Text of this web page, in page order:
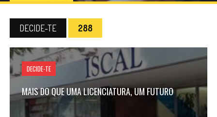
DECIDE-TE 288
DECIDE-TE
MAIS DO QUE UMA LICENCIATURA, UM FUTURO